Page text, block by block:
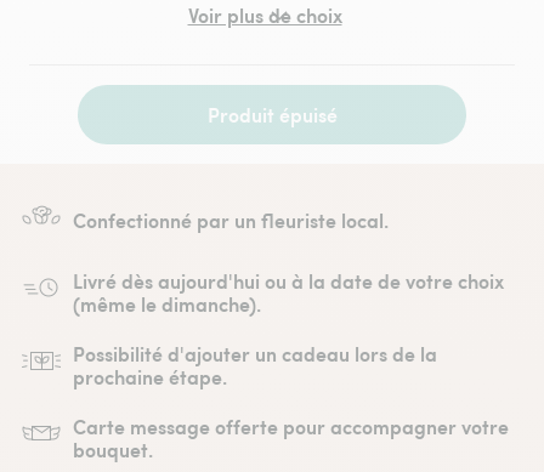
Voir plus de choix
Produit épuisé
Confectionné par un fleuriste local.
Livré dès aujourd'hui ou à la date de votre choix
(même le dimanche).
Possibilité d'ajouter un cadeau lors de la
prochaine étape.
Carte message offerte pour accompagner votre
bouquet.